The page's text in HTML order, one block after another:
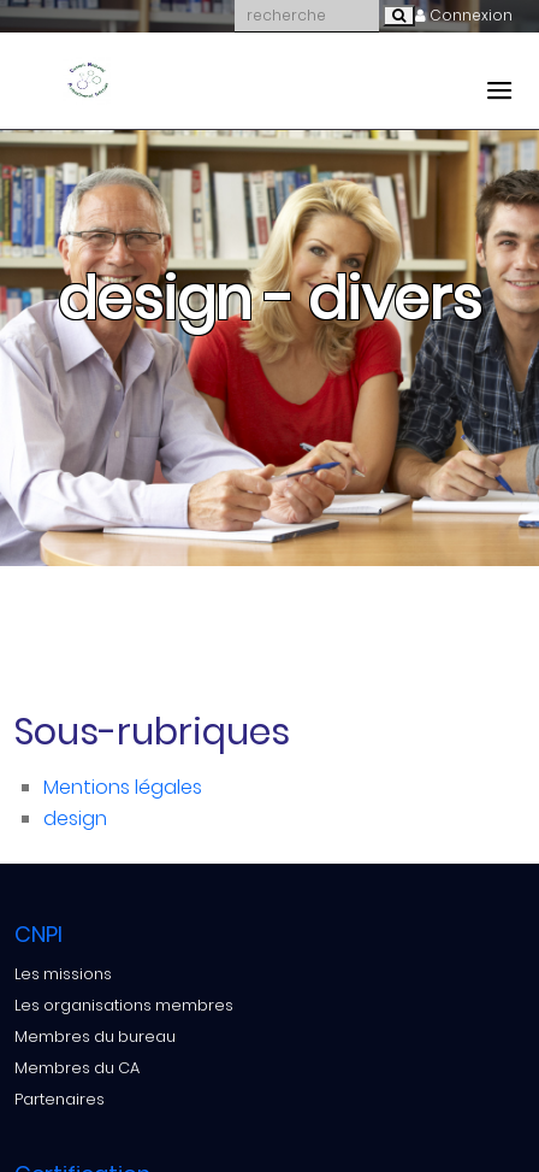
Connexion
design - divers
Sous-rubriques
Mentions légales
design
CNPI
Les missions
Les organisations membres
Membres du bureau
Membres du CA
Partenaires